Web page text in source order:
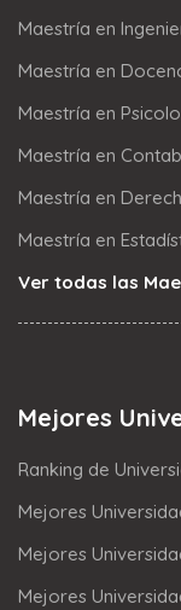
Maestría en
Maestría en
Maestría en
Maestría en
Maestría en
Maestría en
Ver todas las
Mejores
Ranking de
Mejores
Mejores
Mejores